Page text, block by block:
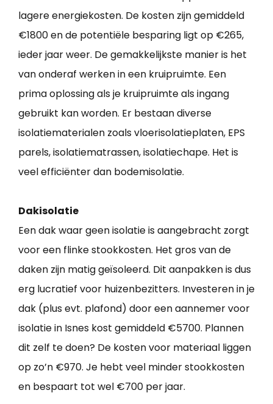
lagere energiekosten. De kosten zijn gemiddeld
€1800 en de potentiële besparing ligt op €265,
ieder jaar weer. De gemakkelijkste manier is het
van onderaf werken in een kruipruimte. Een
prima oplossing als je kruipruimte als ingang
gebruikt kan worden. Er bestaan diverse
isolatiematerialen zoals vloerisolatieplaten, EPS
parels, isolatiematrassen, isolatiechape. Het is
veel efficiënter dan bodemisolatie.
Dakisolatie
Een dak waar geen isolatie is aangebracht zorgt
voor een flinke stookkosten. Het gros van de
daken zijn matig geïsoleerd. Dit aanpakken is dus
erg lucratief voor huizenbezitters. Investeren in je
dak (plus evt. plafond) door een aannemer voor
isolatie in Isnes kost gemiddeld €5700. Plannen
dit zelf te doen? De kosten voor materiaal liggen
op zo’n €970. Je hebt veel minder stookkosten
en bespaart tot wel €700 per jaar.